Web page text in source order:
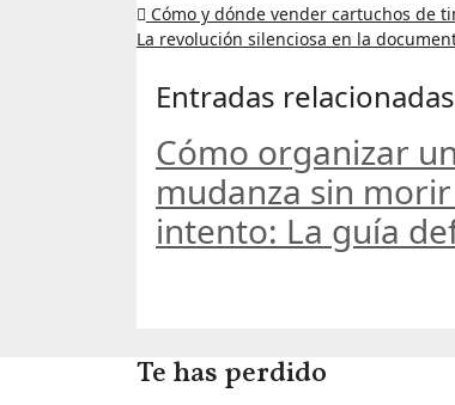
Navegación
de
Cómo y dónde vender cartuchos de
La revolución silenciosa en la
Entradas relacionadas
Cómo organizar
mudanza sin
intento: La guía
Te has perdido